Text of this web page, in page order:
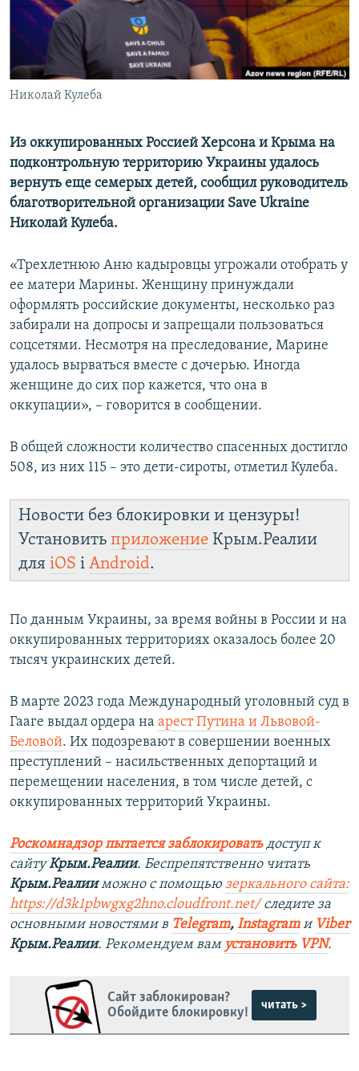
ПОБЕДИТЕЛЕЙ НЕ СУДЯТ?
КРЫМ.НЕПОКОРЕННЫЙ
ELIFBE
УКРАИНСКАЯ ПРОБЛЕМА КРЫМА
ПРИСОЕДИНЯЙТЕСЬ!
Николай Кулеба
Из оккупированных Россией Херсона и Крыма на
подконтрольную территорию Украины удалось
вернуть еще семерых детей, сообщил руководитель
благотворительной организации Save Ukraine
Николай Кулеба.
«Трехлетнюю Аню кадыровцы угрожали отобрать у
ее матери Марины. Женщину принуждали
оформлять российские документы, несколько раз
забирали на допросы и запрещали пользоваться
соцсетями. Несмотря на преследование, Марине
удалось вырваться вместе с дочерью. Иногда
женщине до сих пор кажется, что она в
оккупации», – говорится в сообщении.
В общей сложности количество спасенных достигло
508, из них 115 – это дети-сироты, отметил Кулеба.
Новости без блокировки и цензуры!
Установить приложение Крым.Реалии
для iOS і Android.
По данным Украины, за время войны в России и на
оккупированных территориях оказалось более 20
тысяч украинских детей.
В марте 2023 года Международный уголовный суд в
Гааге выдал ордера на арест Путина и Львовой-
Беловой. Их подозревают в совершении военных
преступлений – насильственных депортаций и
перемещении населения, в том числе детей, с
оккупированных территорий Украины.
Роскомнадзор пытается заблокировать доступ к
сайтуКрым.Реалии. Беспрепятственно читать
Крым.Реалииможно с помощью зеркального сайта:
https://d3k1pbwgxg2hno.cloudfront.net/ следите за
основными новостями в Telegram, Instagramи Viber
Крым.Реалии. Рекомендуем вам установить VPN.
Сайт заблокирован?
Обойдите блокировку!
читать >